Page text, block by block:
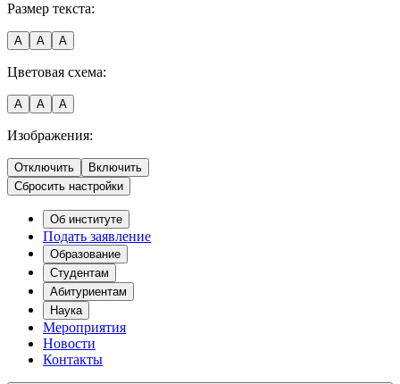
Размер текста:
A A A
Цветовая схема:
A A A
Изображения:
Отключить
Включить
Сбросить настройки
Об институте
Подать заявление
Образование
Студентам
Абитуриентам
Наука
Мероприятия
Новости
Контакты